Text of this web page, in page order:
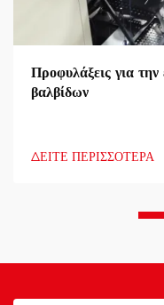
Προφυλάξεις για
βαλβίδων
ΔΕΙΤΕ ΠΕΡΙΣΣΟΤΕΡΑ